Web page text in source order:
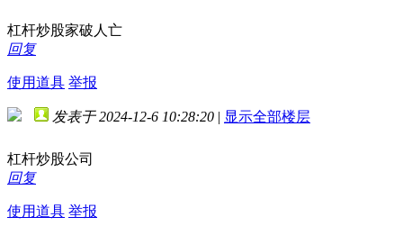
杠杆炒股家破人亡
回复
使用道具 举报
发表于 2024-12-6 10:28:20 | 显示全部楼层
杠杆炒股公司
回复
使用道具 举报